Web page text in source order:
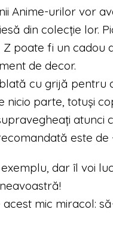
Anime-urilor vor
din colecție lor.
poate fi un cadou
de decor.
cu grijă pentru
nicio parte, totuși
atunci
este de
dar îl voi
mic miracol: